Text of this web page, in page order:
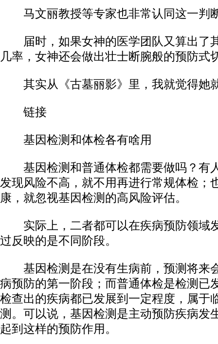
马文丽教授等专家也非常认同这一判
届时，如果女神的医学团队又算出了
几率，女神还会做出壮士断腕般的预防式
其实从《古墓丽影》里，我就觉得她就
链接
基因检测和体检各有啥用
基因检测和普通体检都需要做吗？有
发现风险不高，就不用再进行常规体检；
康，就忽视基因检测的高风险评估。
实际上，二者都可以在疾病预防领域
过反映的是不同阶段。
基因检测是在没有生病前，预测将来
病预防的第一阶段；而普通体检是检测已
检查出的疾病都已发展到一定程度，属于
测。可以说，基因检测是主动预防疾病发
起到这样的预防作用。